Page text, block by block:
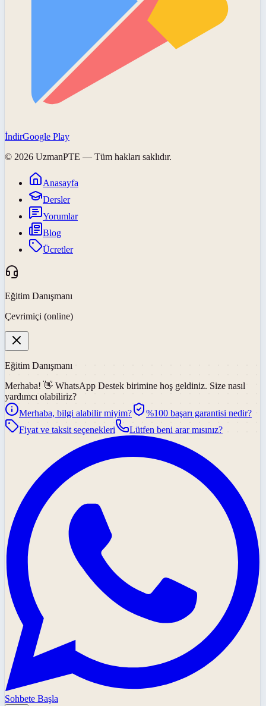
İndirGoogle Play
© 2026 UzmanPTE — Tüm hakları saklıdır.
Anasayfa
Dersler
Yorumlar
Blog
Ücretler
Eğitim Danışmanı
Çevrimiçi (online)
Eğitim Danışmanı
Merhaba! 👋 WhatsApp Destek birimine hoş geldiniz. Size nasıl
yardımcı olabiliriz?
Merhaba, bilgi alabilir miyim?
%100 başarı garantisi nedir?
Fiyat ve taksit seçenekleri
Lütfen beni arar mısınız?
Sohbete Başla